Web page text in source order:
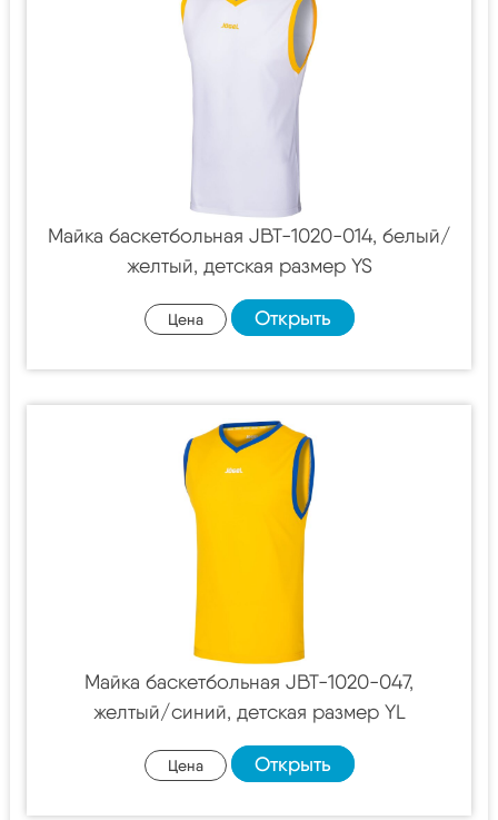
Майка баскетбольная JBT-1020-014, белый/
желтый, детская размер YS
Цена Открыть
Майка баскетбольная JBT-1020-047,
желтый/синий, детская размер YL
Цена Открыть